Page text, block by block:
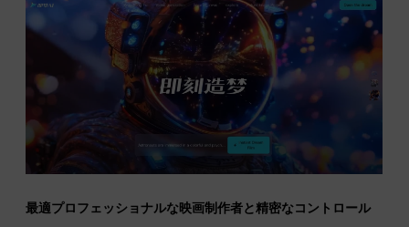
最適プロフェッショナルな映画制作者と精密なコントロール